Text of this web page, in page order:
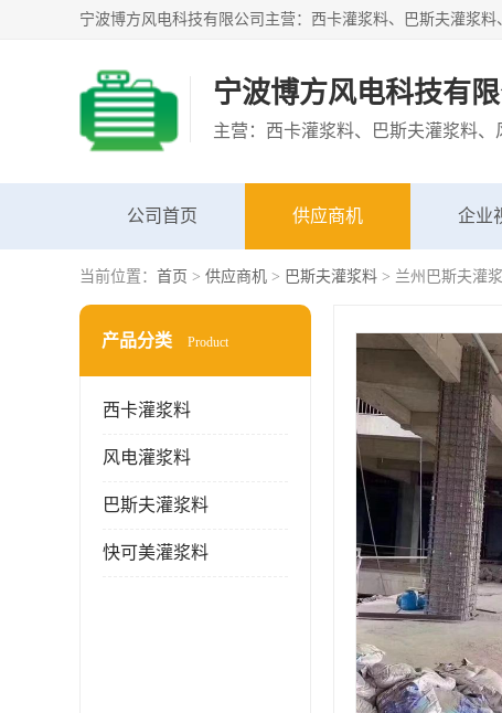
宁波博方风电科技有
公司首页 供应商机 企业
当前位置： 首页 > 供应商机 > 巴斯夫灌浆料 > 兰州巴斯夫灌
产品分类 Product
西卡灌浆料
风电灌浆料
巴斯夫灌浆料
快可美灌浆料